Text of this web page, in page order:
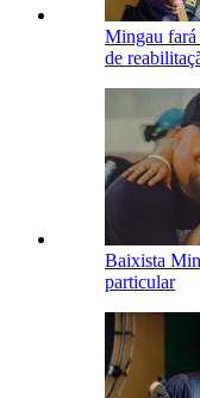
Mingau fará
de
Baixista
particular